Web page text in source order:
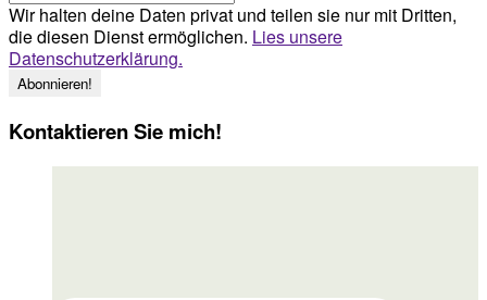
Wir halten deine Daten privat und teilen sie nur mit Dritten,
die diesen Dienst ermöglichen. Lies unsere
Datenschutzerklärung.
Kontaktieren Sie mich!